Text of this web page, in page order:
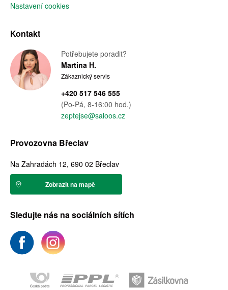
Nastavení cookies
Kontakt
Potřebujete poradit?
Martina H.
Zákaznický servis
+420 517 546 555
(Po-Pá, 8-16:00 hod.)
zeptejse@saloos.cz
Provozovna Břeclav
Na Zahradách 12, 690 02 Břeclav
Zobrazit na mapě
Sledujte nás na sociálních sítích